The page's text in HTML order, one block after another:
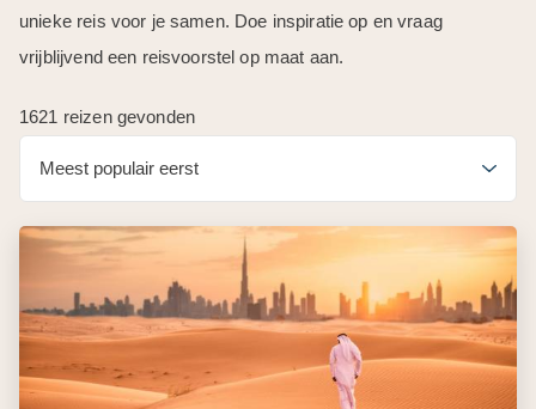
unieke reis voor je samen. Doe inspiratie op en vraag
vrijblijvend een reisvoorstel op maat aan.
1621 reizen gevonden